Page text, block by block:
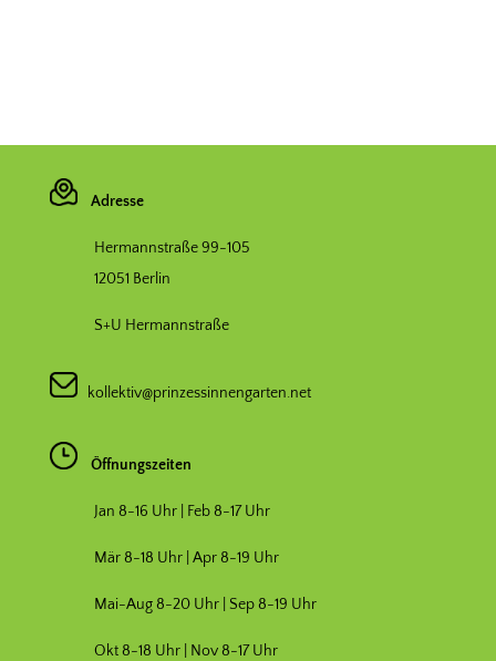
Adresse
Hermannstraße 99-105
12051 Berlin
S+U Hermannstraße
kollektiv@prinzessinnengarten.net
Öffnungszeiten
Jan 8-16 Uhr | Feb 8-17 Uhr
Mär 8-18 Uhr | Apr 8-19 Uhr
Mai-Aug 8-20 Uhr | Sep 8-19 Uhr
Okt 8-18 Uhr | Nov 8-17 Uhr